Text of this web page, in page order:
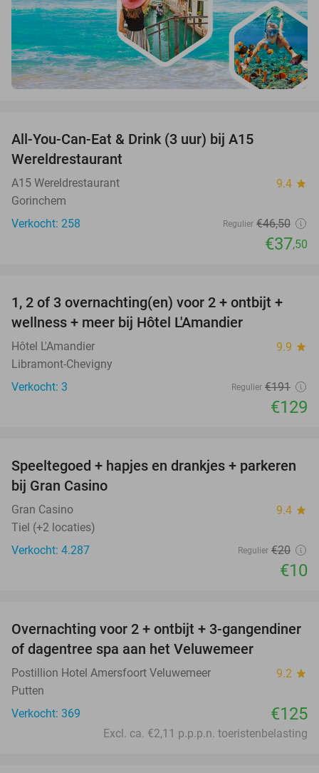
All-You-Can-Eat & Drink (3 uur) bij A15
Wereldrestaurant
A15 Wereldrestaurant 9.4 star
Gorinchem
Verkocht: 258
Regulier €46,50
€37,50
32%
TODAY
1, 2 of 3 overnachting(en) voor 2 + ontbijt +
wellness + meer bij Hôtel L'Amandier
Hôtel L'Amandier 9.9 star
Libramont-Chevigny
Verkocht: 3
Regulier €191
€129
50%
Speeltegoed + hapjes en drankjes + parkeren
bij Gran Casino
Gran Casino 9.4 star
Tiel (+2 locaties)
Verkocht: 4.287
Regulier €20
€10
Overnachting voor 2 + ontbijt + 3-gangendiner
of dagentree spa aan het Veluwemeer
Postillion Hotel Amersfoort Veluwemeer 9.2 star
Putten
Verkocht: 369
€125
Excl. ca. €2,11 p.p.p.n. toeristenbelasting